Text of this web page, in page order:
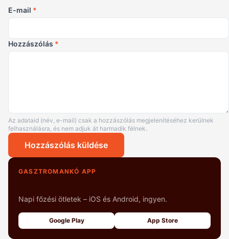
E-mail *
Hozzászólás *
Az adataid (név, e-mail) csak a hozzászólás megjelenítéséhez kerülnek
felhasználásra, és nem adjuk át harmadik félnek.
Hozzászólás küldése
GASZTROMANKÓ APP
Napi főzési ötletek – iOS és Android, ingyen.
Google Play App Store